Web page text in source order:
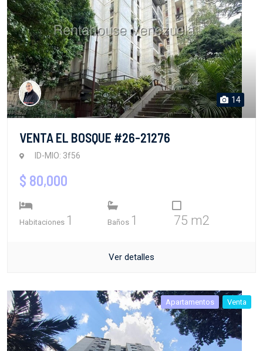
14
VENTA EL BOSQUE #26-21276
ID-MIO: 3f56
$ 80,000
Habitaciones 1 Baños 1 75 m2
Ver detalles
Apartamentos Venta